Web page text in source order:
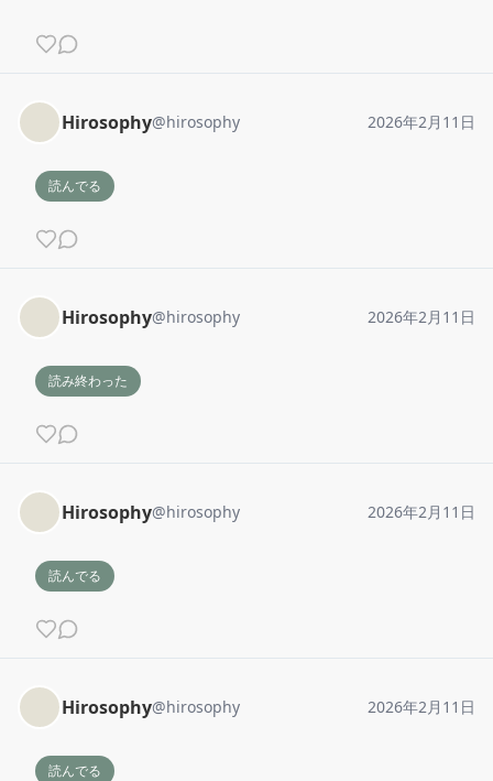
Hirosophy@hirosophy 2026年2月11日
読んでる
Hirosophy@hirosophy 2026年2月11日
読み終わった
Hirosophy@hirosophy 2026年2月11日
読んでる
Hirosophy@hirosophy 2026年2月11日
読んでる